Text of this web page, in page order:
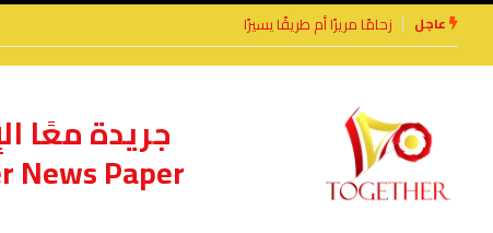
عاجل
أم طريقًا يسيرًا الأخوة الأعداء وحتمًا لابد
من لقاء
جريدة معًا
News Paper